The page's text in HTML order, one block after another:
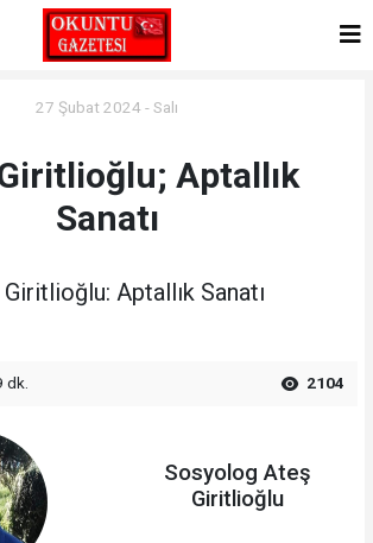
27 Şubat 2024 - Salı
Aptallık
Sanatı
Aptallık Sanatı
dk. 2104
Sosyolog Ateş
Giritlioğlu